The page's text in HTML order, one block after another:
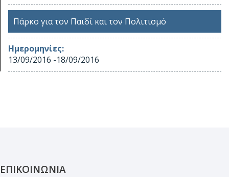
Πάρκο για τον Παιδί και τον Πολιτισμό
Ημερομηνίες:
13/09/2016 -18/09/2016
ΕΠΙΚΟΙΝΩΝΙΑ